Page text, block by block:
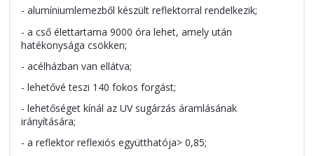
- alumíniumlemezből készült reflektorral rendelkezik;
- a cső élettartama 9000 óra lehet, amely után
hatékonysága csökken;
- acélházban van ellátva;
- lehetővé teszi 140 fokos forgást;
- lehetőséget kínál az UV sugárzás áramlásának
irányítására;
- a reflektor reflexiós együtthatója> 0,85;